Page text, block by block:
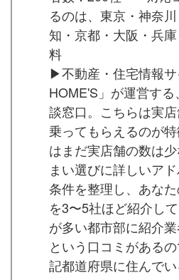
るのは、東京・神奈
知・京都・大阪・兵
料
▶︎不動産・住宅情報
HOME'S」が運営す
談窓口。こちらは実
乗ってもらえるのが
はまだ実店舗の数は
まい選びに詳しいア
条件を整理し、あな
を3〜5社ほど紹介し
が多い都市部に紹介
という口コミがある
記都道府県に住んでい